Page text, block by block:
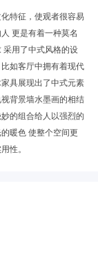
特征，使观者很容易
更是有着一种莫名
采用了中式风格的设
如客厅中拥有着现代
具展现出了中式元素
背景墙水墨画的相结
的组合给人以强烈的
暖色 使整个空间更
性。